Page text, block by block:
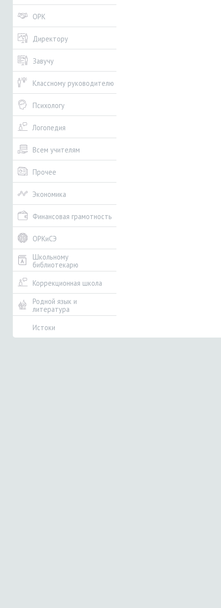
ОРК
Директору
Завучу
Классному руководителю
Психологу
Логопедия
Всем учителям
Прочее
Экономика
Финансовая грамотность
ОРКиСЭ
Школьному
библиотекарю
Коррекционная школа
Родной язык и
литература
Истоки